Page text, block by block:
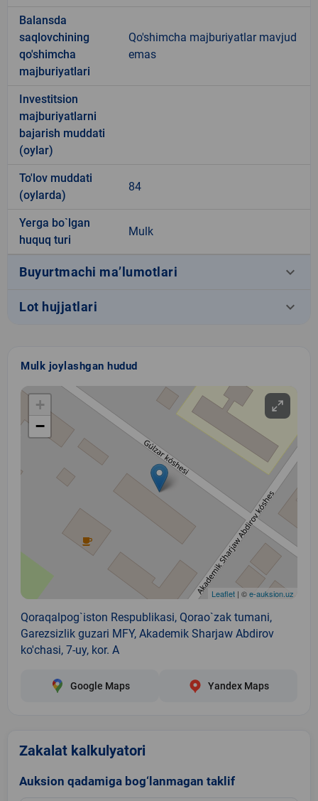
Balansda
saqlovchining
qo'shimcha
majburiyatlari
Qo'shimcha majburiyatlar mavjud
emas
Investitsion
majburiyatlarni
bajarish muddati
(oylar)
To'lov muddati
(oylarda)
84
Yerga bo`lgan
huquq turi
Mulk
Buyurtmachi ma’lumotlari keyboard_arrow_down
Lot hujjatlari keyboard_arrow_down
Mulk joylashgan hudud
+
−
Leaflet | ©e-auksion.uz
Qoraqalpog`iston Respublikasi, Qorao`zak tumani,
Garezsizlik guzari MFY, Akademik Sharjaw Abdirov
ko'chasi, 7-uy, kor. A
Google Maps Yandex Maps
Zakalat kalkulyatori
Auksion qadamiga bog‘lanmagan taklif